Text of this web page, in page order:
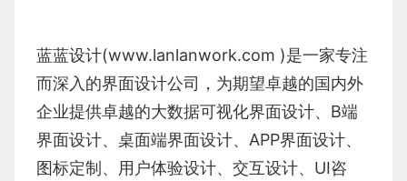
蓝蓝设计(www.lanlanwork.com )是一家专注
而深入的界面设计公司，为期望卓越的国内外
企业提供卓越的大数据可视化界面设计、 B端
界面设计、 桌面端界面设计、 APP界面设计、
图标定制、 用户体验设计、 交互设计、 UI咨